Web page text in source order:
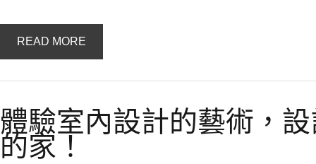
READ MORE
體驗室內設計的藝術，
的家！